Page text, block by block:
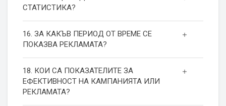
СТАТИСТИКА?
16. ЗА КАКЪВ ПЕРИОД ОТ ВРЕМЕ СЕ
ПОКАЗВА РЕКЛАМАТА?
18. КОИ СА ПОКАЗАТЕЛИТЕ ЗА
ЕФЕКТИВНОСТ НА КАМПАНИЯТА ИЛИ
РЕКЛАМАТА?